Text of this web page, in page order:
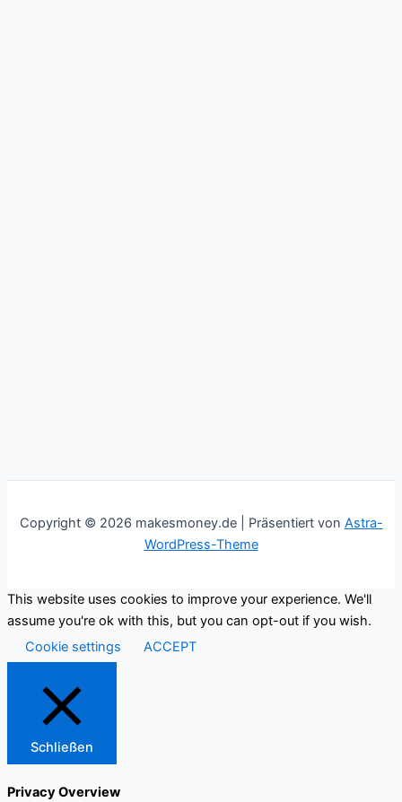
Copyright © 2026 makesmoney.de | Präsentiert von Astra-
WordPress-Theme
This website uses cookies to improve your experience. We'll
assume you're ok with this, but you can opt-out if you wish.
Cookie settings
ACCEPT
Schließen
Privacy Overview